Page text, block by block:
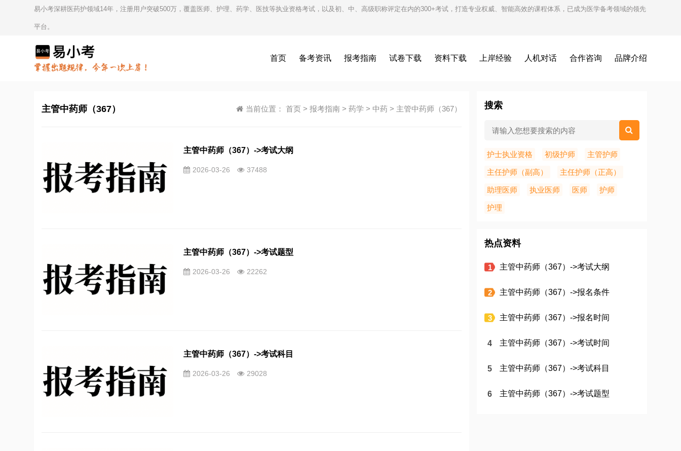
易小考深耕医药护领域14年，注册用户突破500万，覆盖医师、护理、药学、医技等执业资格考试，以及初、中、高级职称评定在内的300+考试，打造专业权威、智能高效的课程体系，已成为医学备考领域的领先
平台。
首页 备考资讯 报考指南 试卷下载 资料下载 上岸经验 人机对话 合作咨询 品牌介绍
主管中药师（367） 当前位置： 首页 > 报考指南 > 药学 > 中药 > 主管中药师（367）
主管中药师（367）->考试大纲
2026-03-26 37488
主管中药师（367）->考试题型
2026-03-26 22262
主管中药师（367）->考试科目
2026-03-26 29028
搜索
护士执业资格 初级护师 主管护师
主任护师（副高） 主任护师（正高）
助理医师 执业医师 医师 护师
护理
热点资料
主管中药师（367）->考试大纲
主管中药师（367）->报名条件
主管中药师（367）->报名时间
主管中药师（367）->考试时间
主管中药师（367）->考试科目
主管中药师（367）->考试题型